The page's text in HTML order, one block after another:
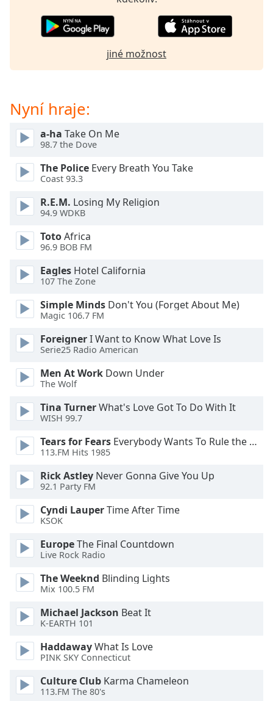
will
close
window.
Text
Color
Opacity
Text
Color
Opacity
Caption
Background
Color
Opacity
Font
Size
Text
Edge
Family
Reset
Close
Modal
End
jiné možnost
Nyní hraje:
a-ha Take On Me
98.7 the Dove
The Police Every Breath You Take
Coast 93.3
R.E.M. Losing My Religion
94.9 WDKB
TotoAfrica
96.9 BOB FM
Eagles Hotel California
107 The Zone
Simple Minds Don't You (Forget About Me)
Magic 106.7 FM
ForeignerI Want to Know What Love Is
Serie25 Radio American
Men At Work Down Under
The Wolf
Tina TurnerWhat's Love Got To Do With It
WISH 99.7
Tears for Fears Everybody Wants To Rule the World
113.FM Hits 1985
Rick Astley Never Gonna Give You Up
92.1 Party FM
Cyndi LauperTime After Time
KSOK
EuropeThe Final Countdown
Live Rock Radio
The Weeknd Blinding Lights
Mix 100.5 FM
Michael Jackson Beat It
K-EARTH 101
HaddawayWhat Is Love
PINK SKY Connecticut
Culture Club Karma Chameleon
113.FM The 80's